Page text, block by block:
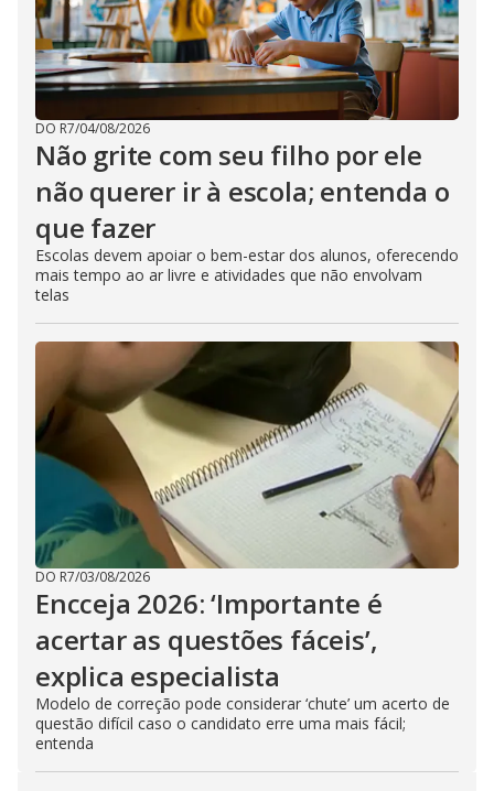
DO R7/04/08/2026
Não grite com seu filho por ele
não querer ir à escola; entenda o
que fazer
Escolas devem apoiar o bem-estar dos alunos, oferecendo
mais tempo ao ar livre e atividades que não envolvam
telas
DO R7/03/08/2026
Encceja 2026: ‘Importante é
acertar as questões fáceis’,
explica especialista
Modelo de correção pode considerar ‘chute’ um acerto de
questão difícil caso o candidato erre uma mais fácil;
entenda